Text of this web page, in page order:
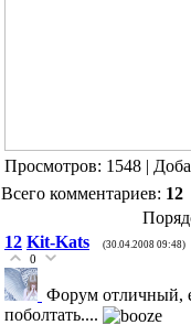
Просмотров: 1548 |
Всего комментариев: 12
12 Kit-Kats (30.04.2008 09:48)
0
Форум отличный,
поболтать....